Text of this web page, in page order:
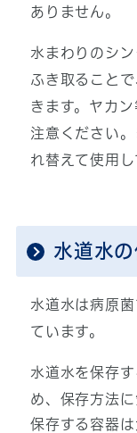
ありません。
水まわりのシ
ふき取ること
きます。ヤカ
注意ください
れ替えて使用し
水道水
水道水は病原
ています。
水道水を保存
め、保存方法
保存する容器